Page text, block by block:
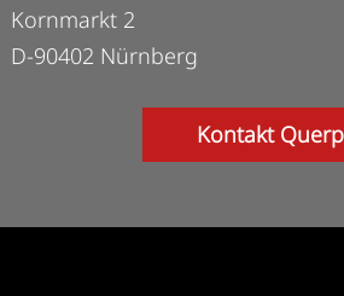
Kornmarkt 2
D-90402 Nürnberg
Kontakt